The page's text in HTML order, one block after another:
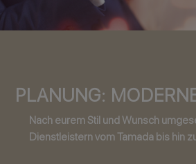
PLANUNG:
Nach eurem Stil und Wunsch
Dienstleistern vom Tamada bis hin